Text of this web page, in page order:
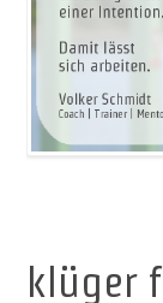
klüger